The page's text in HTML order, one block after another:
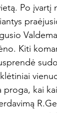
Po įvartį
Kiti
kai